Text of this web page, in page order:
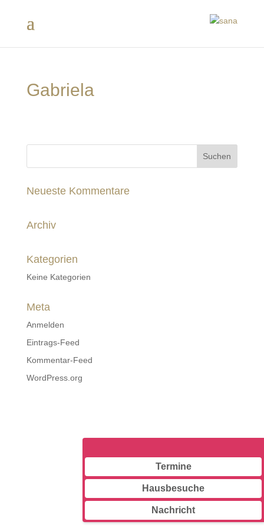
Termine
Hausbesuche
Nachricht
Gabriela
Neueste Kommentare
Archiv
Kategorien
Keine Kategorien
Meta
Anmelden
Eintrags-Feed
Kommentar-Feed
WordPress.org